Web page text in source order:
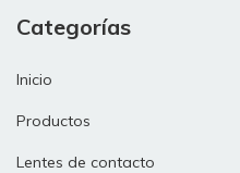
Categorías
Inicio
Productos
Lentes de contacto